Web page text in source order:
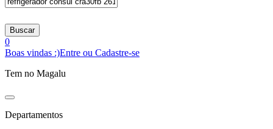
Buscar
0
Boas vindas :)Entre ou Cadastre-se
Tem no Magalu
Departamentos